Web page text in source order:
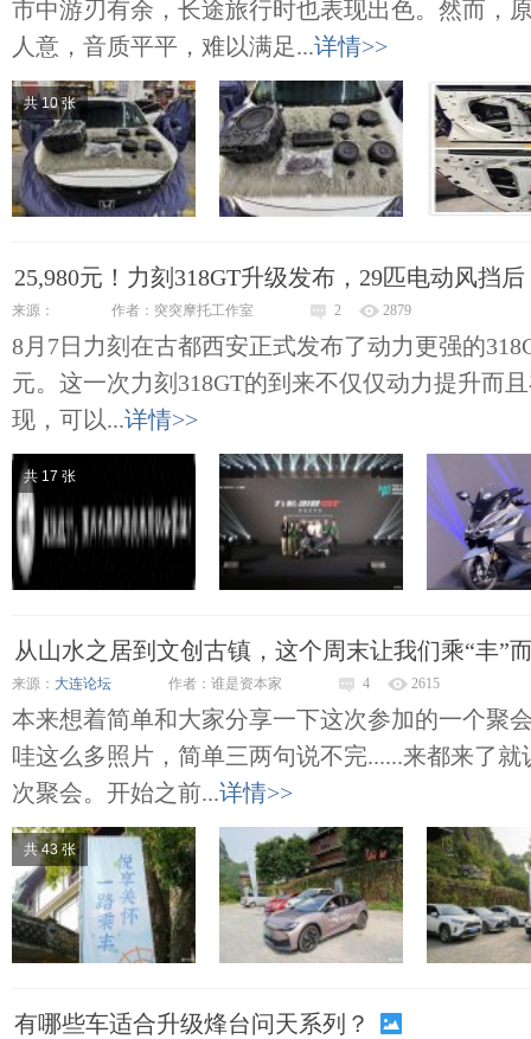
市中游刃有余，长途旅行时也表现出色。然而，
人意，音质平平，难以满足...详情>>
共 10 张
25,980元！力刻318GT升级发布，29匹电动风挡后
来源： 作者：突突摩托工作室 2 2879
8月7日力刻在古都西安正式发布了动力更强的
元。这一次力刻318GT的到来不仅仅动力提升而
现，可以...详情>>
共 17 张
从山水之居到文创古镇，这个周末让我们乘“丰”
来源： 大连论坛 作者：谁是资本家 4 2615
本来想着简单和大家分享一下这次参加的一个聚
哇这么多照片，简单三两句说不完......来都来了
次聚会。开始之前...详情>>
共 43 张
有哪些车适合升级烽台问天系列？